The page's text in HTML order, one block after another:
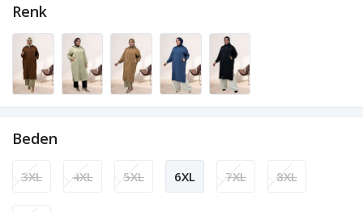
Renk
Beden
3XL 4XL 5XL 6XL 7XL 8XL